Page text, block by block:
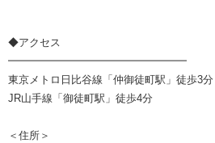
◆アクセス
━━━━━━━━━━━━━━━━━
東京メトロ日比谷線「仲御徒町駅」徒歩3分
JR山手線「御徒町駅」徒歩4分
＜住所＞